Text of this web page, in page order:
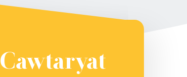
Cawtaryat